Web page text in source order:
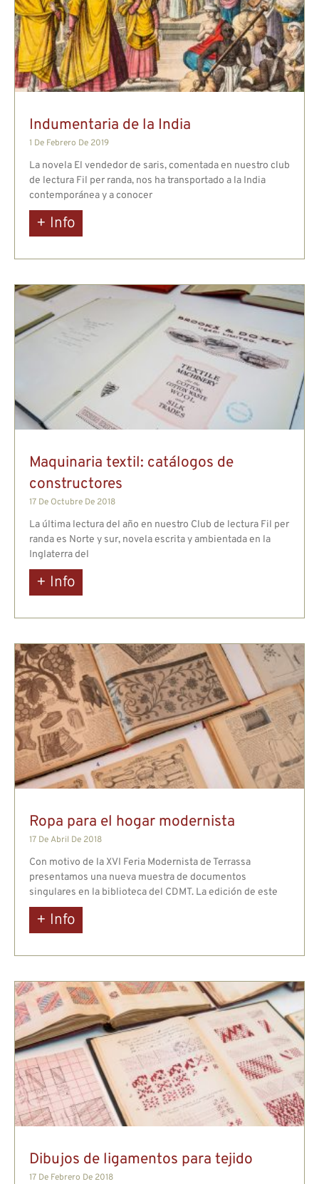
Indumentaria de la India
1 De Febrero De 2019
La novela El vendedor de saris, comentada en nuestro club
de lectura Fil per randa, nos ha transportado a la India
contemporánea y a conocer
+ Info
Maquinaria textil: catálogos de
constructores
17 De Octubre De 2018
La última lectura del año en nuestro Club de lectura Fil per
randa es Norte y sur, novela escrita y ambientada en la
Inglaterra del
+ Info
Ropa para el hogar modernista
17 De Abril De 2018
Con motivo de la XVI Feria Modernista de Terrassa
presentamos una nueva muestra de documentos
singulares en la biblioteca del CDMT. La edición de este
+ Info
Dibujos de ligamentos para tejido
17 De Febrero De 2018